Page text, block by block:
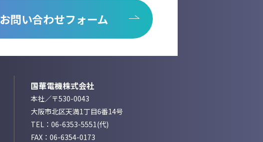
お問い合わせフォーム
国華電機株式会社
本社／〒530-0043
大阪市北区天満1丁目6番14号
TEL： 06-6353-5551(代)
FAX：06-6354-0173